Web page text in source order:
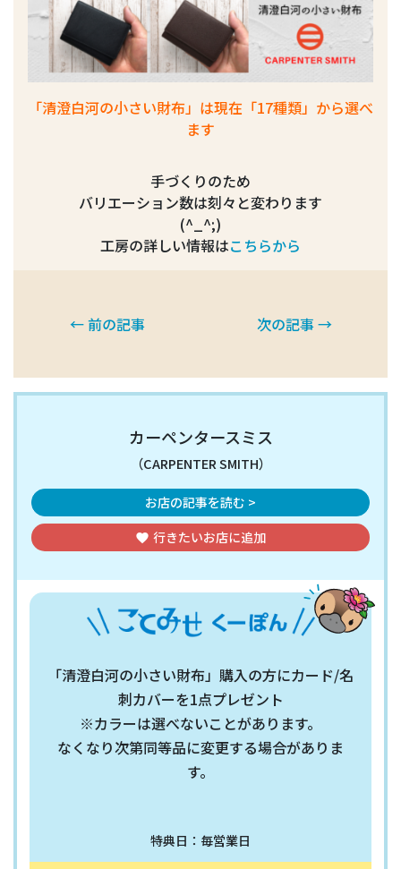
「清澄白河の小さい財布」は現在「17種類」から選べ
ます
手づくりのため
バリエーション数は刻々と変わります
(^_^;)
工房の詳しい情報はこちらから
← 前の記事 次の記事 →
カーペンタースミス
（CARPENTER SMITH）
お店の記事を読む >
favorite 行きたいお店に追加
「清澄白河の小さい財布」購入の方にカード/名
刺カバーを1点プレゼント
※カラーは選べないことがあります。
なくなり次第同等品に変更する場合がありま
す。
特典日：毎営業日